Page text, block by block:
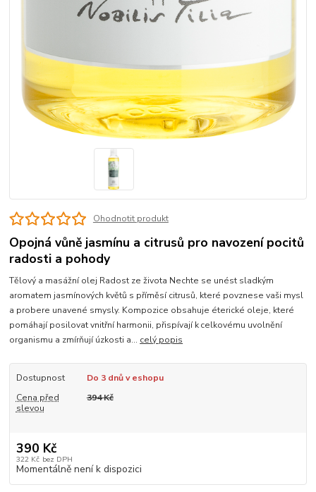
Ohodnotit produkt
Opojná vůně jasmínu a citrusů pro navození pocitů
radosti a pohody
Tělový a masážní olej Radost ze života Nechte se unést sladkým
aromatem jasmínových květů s příměsí citrusů, které povznese vaši mysl
a probere unavené smysly. Kompozice obsahuje éterické oleje, které
pomáhají posilovat vnitřní harmonii, přispívají k celkovému uvolnění
organismu a zmírňují úzkosti a... celý popis
Dostupnost
Do 3 dnů v eshopu
Cena před
slevou
394 Kč
390 Kč
322 Kč bez DPH
Momentálně není k dispozici